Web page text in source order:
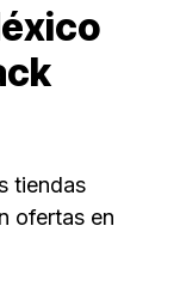
tiendas
ofertas en